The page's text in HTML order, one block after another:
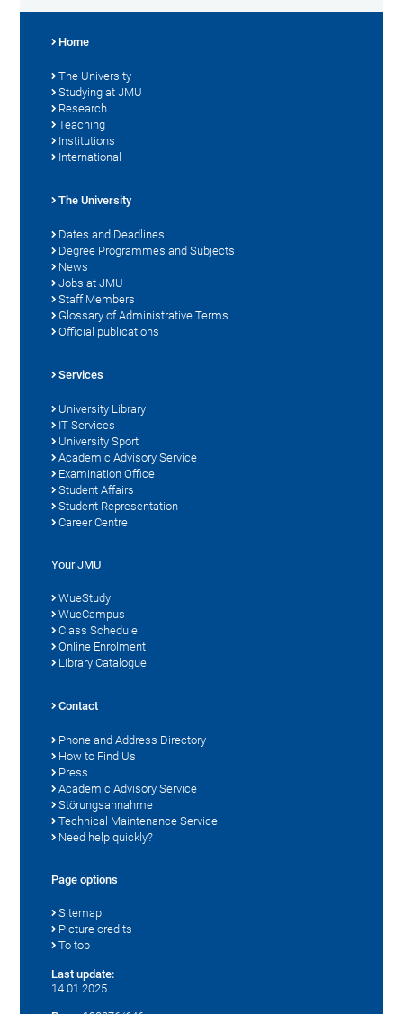
Home
The University
Studying at JMU
Research
Teaching
Institutions
International
The University
Dates and Deadlines
Degree Programmes and Subjects
News
Jobs at JMU
Staff Members
Glossary of Administrative Terms
Official publications
Services
University Library
IT Services
University Sport
Academic Advisory Service
Examination Office
Student Affairs
Student Representation
Career Centre
Your JMU
WueStudy
WueCampus
Class Schedule
Online Enrolment
Library Catalogue
Contact
Phone and Address Directory
How to Find Us
Press
Academic Advisory Service
Störungsannahme
Technical Maintenance Service
Need help quickly?
Page options
Sitemap
Picture credits
To top
Last update:
14.01.2025